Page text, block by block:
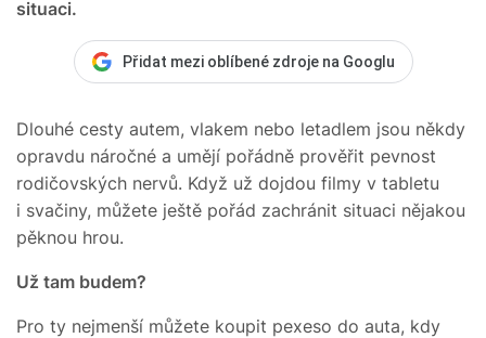
situaci.
Přidat mezi oblíbené zdroje na Googlu
Dlouhé cesty autem, vlakem nebo letadlem jsou někdy
opravdu náročné a umějí pořádně prověřit pevnost
rodičovských nervů. Když už dojdou filmy v tabletu
i svačiny, můžete ještě pořád zachránit situaci nějakou
pěknou hrou.
Už tam budem?
Pro ty nejmenší můžete koupit pexeso do auta, kdy